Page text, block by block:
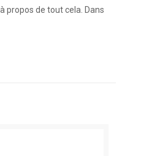
propos de tout cela. Dans